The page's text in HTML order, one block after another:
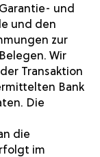
und
und den
zur
Wir
Transaktion
Bank
Die
die
im